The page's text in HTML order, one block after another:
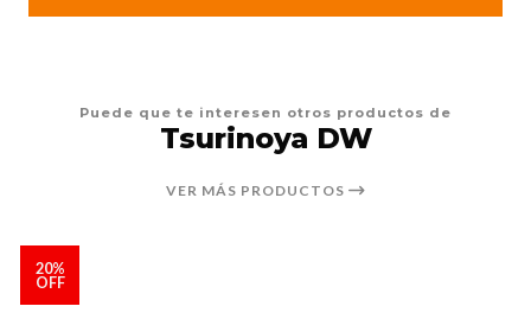
Puede que te interesen otros productos de
Tsurinoya DW
VER MÁS PRODUCTOS
20%
OFF